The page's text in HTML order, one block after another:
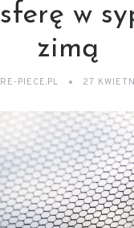
w
zimą
PIECE.PL 27